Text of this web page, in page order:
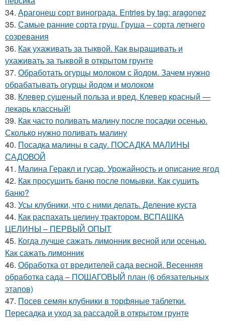
34. Арагонеш сорт винограда. Entries by tag: aragonez
35. Самые ранние сорта груш. Груша – сорта летнего
созревания
36. Как ухаживать за тыквой. Как выращивать и
ухаживать за тыквой в открытом грунте
37. Обработать огурцы молоком с йодом. Зачем нужно
обрабатывать огурцы йодом и молоком
38. Клевер сушеный польза и вред. Клевер красный —
лекарь классный!
39. Как часто поливать малину после посадки осенью.
Сколько нужно поливать малину
40. Посадка малины в саду. ПОСАДКА МАЛИНЫ
САДОВОЙ
41. Малина Геракл и гусар. Урожайность и описание ягод
42. Как просушить баню после помывки. Как сушить
баню?
43. Усы клубники, что с ними делать. Деление куста
44. Как распахать целину трактором. ВСПАШКА
ЦЕЛИНЫ – ПЕРВЫЙ ОПЫТ
45. Когда лучше сажать лимонник весной или осенью.
Как сажать лимонник
46. Обработка от вредителей сада весной. Весенняя
обработка сада – ПОШАГОВЫЙ план (6 обязательных
этапов)
47. Посев семян клубники в торфяные таблетки.
Пересадка и уход за рассадой в открытом грунте